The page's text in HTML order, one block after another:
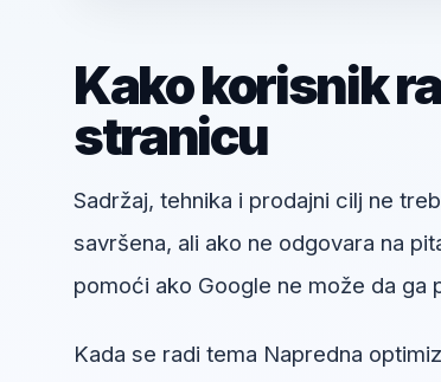
Kako korisnik
stranicu
Sadržaj, tehnika i prodajni cilj ne
savršena, ali ako ne odgovara na
pomoći ako Google ne može da ga
Kada se radi tema Napredna